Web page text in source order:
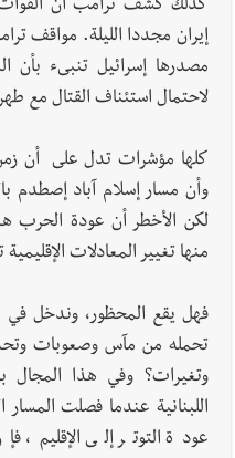
كذلك كشف ترامب أن
إيران مجددا الليلة. مواقف
مصدرها إسرائيل تنبىء بأن
لاحتمال استئناف القتال مع
كلها مؤشرات تدل على أن زمن
وأن مسار إسلام آباد إصطدم
لكن الأخطر أن عودة الحرب
منها تغيير المعادلات
فهل يقع المحظور، وندخل
تحمله من مآس وصعوبات
وتغيرات؟ وفي هذا المجال
اللبنانية عندما فصلت المسار
عودة التوتر إلى